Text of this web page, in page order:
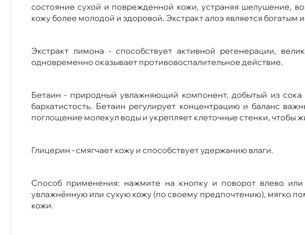
состояние сухой и поврежденной кожи, устраняя шелушение,
кожу более молодой и здоровой. Экстракт алоэ является
Экстракт лимона - способствует активной регенерации,
одновременно оказывает противовоспалительное действие.
Бетаин - природный увлажняющий компонент, добытый из
бархатистость. Бетаин регулирует концентрацию и баланс
поглощение молекул воды и укрепляет клеточные стенки, чтобы
Глицерин - смягчает кожу и способствует удержанию влаги.
Способ применения: нажмите на кнопку и поворот влево или
увлажнённую или сухую кожу (по своему предпочтению), мягко
кожи.